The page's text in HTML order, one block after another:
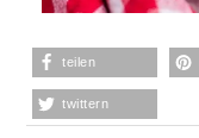
teilen
twittern